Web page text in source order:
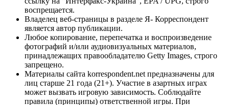
воспрещается.
Владелец веб-страницы в разделе Я- Корреспондент
является автор публикации.
Любое копирование, перепечатка и воспроизведение
фотографий и/или аудиовизуальных материалов,
принадлежащих правообладателю Getty Images, строго
запрещено.
Материалы сайта korrespondent.net предназначены для
лиц старше 21 года (21+). Участие в азартных играх
может вызвать игровую зависимость. Соблюдайте
правила (принципы) ответственной игры. При